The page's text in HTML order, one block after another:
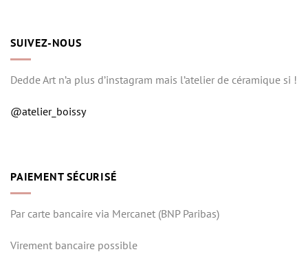
SUIVEZ-NOUS
Dedde Art n’a plus d’instagram mais l’atelier de céramique si !
@atelier_boissy
PAIEMENT SÉCURISÉ
Par carte bancaire via Mercanet (BNP Paribas)
Virement bancaire possible